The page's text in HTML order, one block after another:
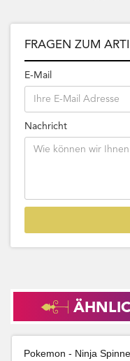
FRAGEN ZUM
E-Mail
Nachricht
Pokemon - Ninja